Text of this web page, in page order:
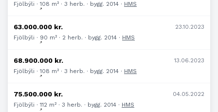
Fjölbýli · 108 m² · 3 herb. · bygg. 2014 · HMS
63.000.000 kr.
23.10.2023
Fjölbýli · 90 m² · 2 herb. · bygg. 2014 · HMS
68.900.000 kr.
13.06.2023
Fjölbýli · 108 m² · 3 herb. · bygg. 2014 · HMS
75.500.000 kr.
04.05.2022
Fjölbýli · 112 m² · 3 herb. · bygg. 2014 · HMS